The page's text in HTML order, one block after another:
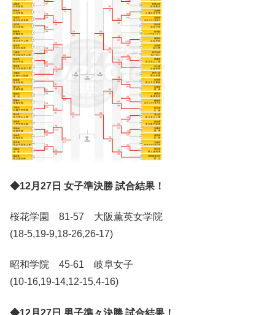
◆12月27日 女子準決勝 試合結果！
桜花学園 81-57 大阪薫英女学院
(18-5,19-9,18-26,26-17)
昭和学院 45-61 岐阜女子
(10-16,19-14,12-15,4-16)
◆12月27日 男子準々決勝 試合結果！